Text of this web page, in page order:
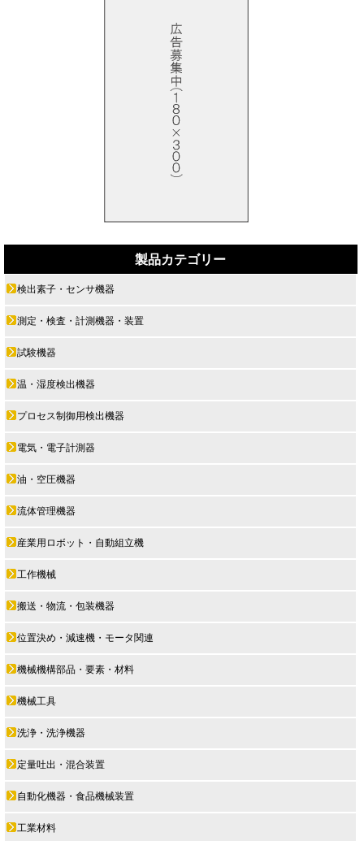
製品カテゴリー
検出素子・センサ機器
測定・検査・計測機器・装置
試験機器
温・湿度検出機器
プロセス制御用検出機器
電気・電子計測器
油・空圧機器
流体管理機器
産業用ロボット・自動組立機
工作機械
搬送・物流・包装機器
位置決め・減速機・モータ関連
機械機構部品・要素・材料
機械工具
洗浄・洗浄機器
定量吐出・混合装置
自動化機器・食品機械装置
工業材料